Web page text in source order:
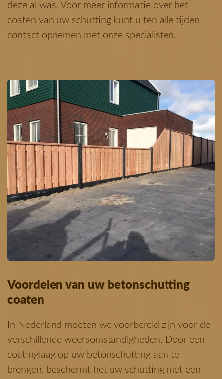
deze al was. Voor meer informatie over het
coaten van uw schutting kunt u ten alle tijden
contact opnemen met onze specialisten.
Voordelen van uw betonschutting
coaten
In Nederland moeten we voorbereid zijn voor de
verschillende weersomstandigheden. Door een
coatinglaag op uw betonschutting aan te
brengen, beschermt het uw schutting met een